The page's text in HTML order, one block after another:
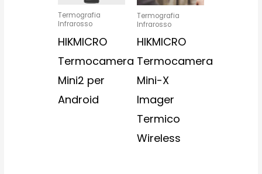
Termografia
Infrarosso
HIKMICRO
Termocamera
Mini2 per
Android
Termografia
Infrarosso
HIKMICRO
Termocamera
Mini-X
Imager
Termico
Wireless